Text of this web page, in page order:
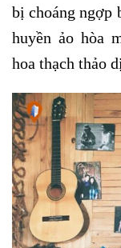
bị choáng ngợp
huyền ảo hòa
hoa thạch thảo